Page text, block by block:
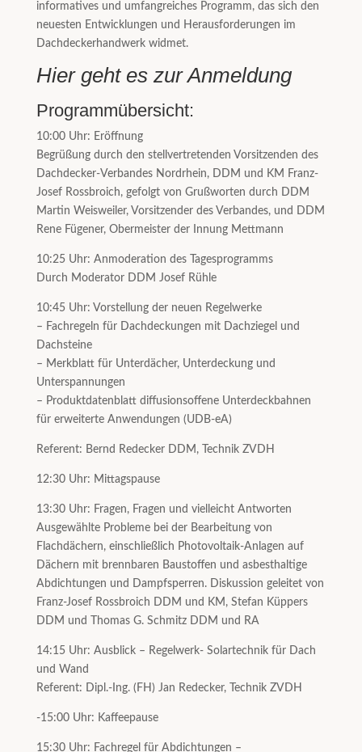
informatives und umfangreiches Programm, das sich den
neuesten Entwicklungen und Herausforderungen im
Dachdeckerhandwerk widmet.
Hier geht es zur Anmeldung
Programmübersicht:
10:00 Uhr: Eröffnung
Begrüßung durch den stellvertretenden Vorsitzenden des
Dachdecker-Verbandes Nordrhein, DDM und KM Franz-
Josef Rossbroich, gefolgt von Grußworten durch DDM
Martin Weisweiler, Vorsitzender des Verbandes, und DDM
Rene Fügener, Obermeister der Innung Mettmann
10:25 Uhr: Anmoderation des Tagesprogramms
Durch Moderator DDM Josef Rühle
10:45 Uhr: Vorstellung der neuen Regelwerke
– Fachregeln für Dachdeckungen mit Dachziegel und
Dachsteine
– Merkblatt für Unterdächer, Unterdeckung und
Unterspannungen
– Produktdatenblatt diffusionsoffene Unterdeckbahnen
für erweiterte Anwendungen (UDB-eA)
Referent: Bernd Redecker DDM, Technik ZVDH
12:30 Uhr: Mittagspause
13:30 Uhr: Fragen, Fragen und vielleicht Antworten
Ausgewählte Probleme bei der Bearbeitung von
Flachdächern, einschließlich Photovoltaik-Anlagen auf
Dächern mit brennbaren Baustoffen und asbesthaltige
Abdichtungen und Dampfsperren. Diskussion geleitet von
Franz-Josef Rossbroich DDM und KM, Stefan Küppers
DDM und Thomas G. Schmitz DDM und RA
14:15 Uhr: Ausblick – Regelwerk- Solartechnik für Dach
und Wand
Referent: Dipl.-Ing. (FH) Jan Redecker, Technik ZVDH
-15:00 Uhr: Kaffeepause
15:30 Uhr: Fachregel für Abdichtungen –